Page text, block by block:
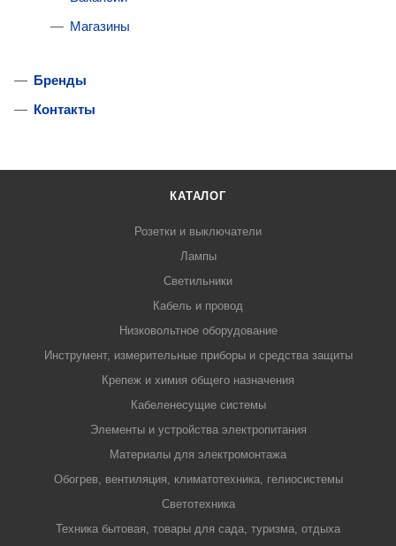
Магазины
Бренды
Контакты
КАТАЛОГ
Розетки и выключатели
Лампы
Светильники
Кабель и провод
Низковольтное оборудование
Инструмент, измерительные приборы и средства защиты
Крепеж и химия общего назначения
Кабеленесущие системы
Элементы и устройства электропитания
Материалы для электромонтажа
Обогрев, вентиляция, климатотехника, гелиосистемы
Светотехника
Техника бытовая, товары для сада, туризма, отдыха